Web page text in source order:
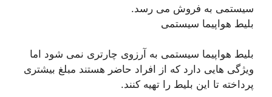
سیستمی به فروش می رسد.
بلیط هواپیما سیستمی
بلیط هواپیما سیستمی به آرزوی چارتری نمی شود اما
ویژگی هایی دارد که از افراد حاضر هستند مبلغ بیشتری
پرداخته تا این بلیط را تهیه کنند.